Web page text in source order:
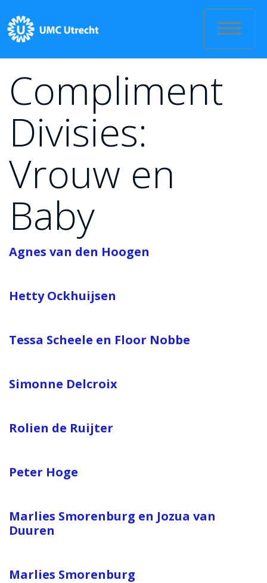
content
Compliment
Divisies:
Vrouw en
Baby
Agnes van den Hoogen
Hetty Ockhuijsen
Tessa Scheele en Floor Nobbe
Simonne Delcroix
Rolien de Ruijter
Peter Hoge
Marlies Smorenburg en Jozua van
Duuren
Marlies Smorenburg